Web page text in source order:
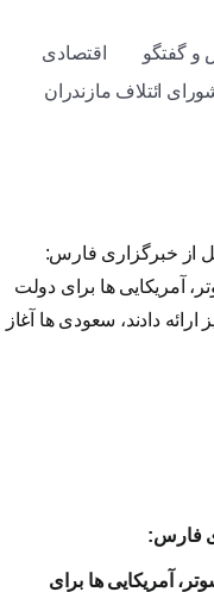
و گفتگو
اقتصادی
ائتلاف مازندران
از خبرگزاری فارس:
آمریکایی ها برای دولت
دادند، سعودی ها آغاز
فارس:
آمریکایی ها برای